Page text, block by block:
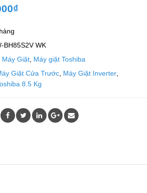
₫
BH85S2V WK
Máy Giặt, Máy giặt Toshiba
Giặt Cửa Trước, Máy Giặt Inverter,
8.5 Kg